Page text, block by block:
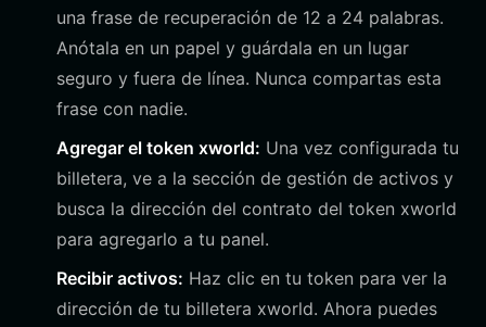
una frase de recuperación de 12 a 24 palabras.
Anótala en un papel y guárdala en un lugar
seguro y fuera de línea. Nunca compartas esta
frase con nadie.
Agregar el token xworld: Una vez configurada tu
billetera, ve a la sección de gestión de activos y
busca la dirección del contrato del token xworld
para agregarlo a tu panel.
Recibir activos: Haz clic en tu token para ver la
dirección de tu billetera xworld. Ahora puedes